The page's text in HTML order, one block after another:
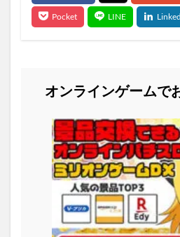
オンラインゲームで